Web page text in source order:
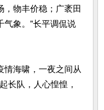
物丰价稳；广袤田
象。”长平调侃说
情海啸，一夜之间从
长队，人心惶惶，